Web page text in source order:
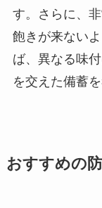
す。さらに、
飽きが来ない
ば、異なる味
を交えた備蓄
おすすめの